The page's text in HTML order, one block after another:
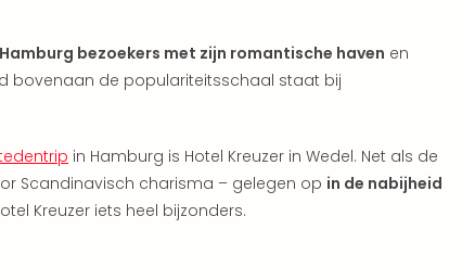
bezoekers met zijn romantische haven en
bovenaan de populariteitsschaal staat bij
in Hamburg is Hotel Kreuzer in Wedel. Net als de
Scandinavisch charisma – gelegen op in de nabijheid
Kreuzer iets heel bijzonders.